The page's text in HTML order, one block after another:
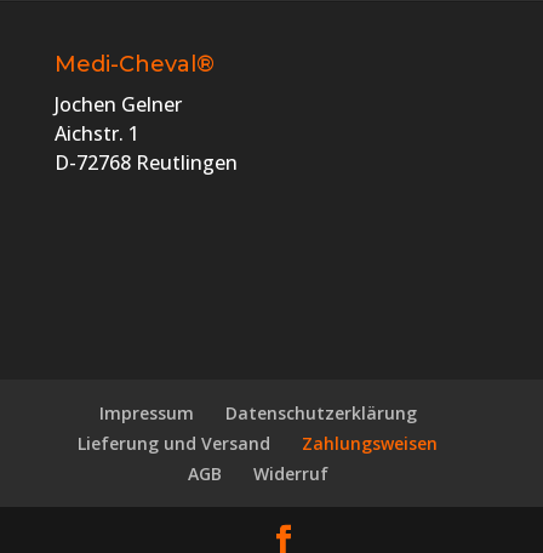
Medi-Cheval®
Jochen Gelner
Aichstr. 1
D-72768 Reutlingen
Impressum
Datenschutzerklärung
Lieferung und Versand
Zahlungsweisen
AGB
Widerruf